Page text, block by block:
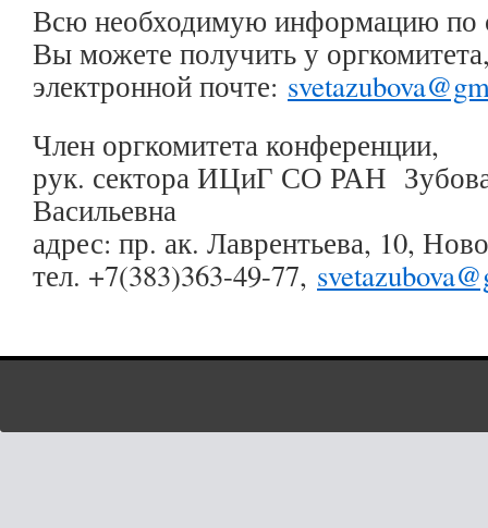
Всю необходимую информацию по
Вы можете получить у
электронной почте:
Член оргкомитета конференции,
рук. сектора ИЦиГ СО РАН
Васильевна
адрес: пр. ак. Лаврентьева, 10,
тел. +7(383)363-49-77,